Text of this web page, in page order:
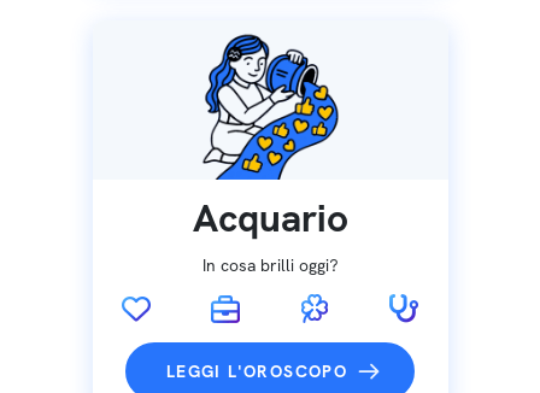
Acquario
In cosa brilli oggi?
LEGGI L'OROSCOPO